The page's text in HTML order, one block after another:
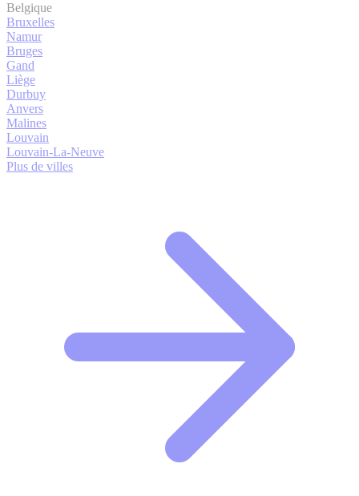
Belgique
Bruxelles
Namur
Bruges
Gand
Liège
Durbuy
Anvers
Malines
Louvain
Louvain-La-Neuve
Plus de villes